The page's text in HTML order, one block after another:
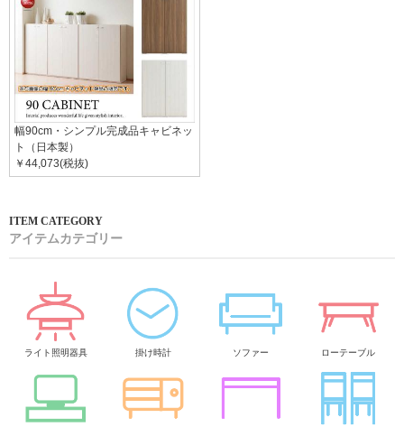
幅90cm・シンプル完成品キャビネッ
ト（日本製）
￥44,073(税抜)
アイテムカテゴリー
ライト照明器具 掛け時計 ソファー ローテーブル